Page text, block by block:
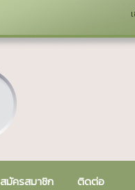
สมัครสมาชิก ติดต่อ